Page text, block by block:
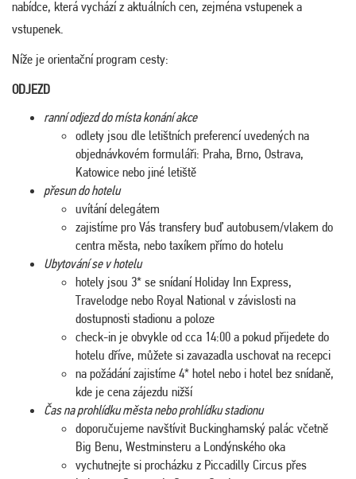
nabídce, která vychází z aktuálních cen, zejména vstupenek a
vstupenek.
Níže je orientační program cesty:
ODJEZD
ranní odjezd do místa konání akce
odlety jsou dle letištních preferencí uvedených na
objednávkovém formuláři: Praha, Brno, Ostrava,
Katowice nebo jiné letiště
přesun do hotelu
uvítání delegátem
zajistíme pro Vás transfery buď autobusem/vlakem do
centra města, nebo taxíkem přímo do hotelu
Ubytování se v hotelu
hotely jsou 3* se snídaní Holiday Inn Express,
Travelodge nebo Royal National v závislosti na
dostupnosti stadionu a poloze
check-in je obvykle od cca 14:00 a pokud přijedete do
hotelu dříve, můžete si zavazadla uschovat na recepci
na požádání zajistíme 4* hotel nebo i hotel bez snídaně,
kde je cena zájezdu nižší
Čas na prohlídku města nebo prohlídku stadionu
doporučujeme navštívit Buckinghamský palác včetně
Big Benu, Westminsteru a Londýnského oka
vychutnejte si procházku z Piccadilly Circus přes